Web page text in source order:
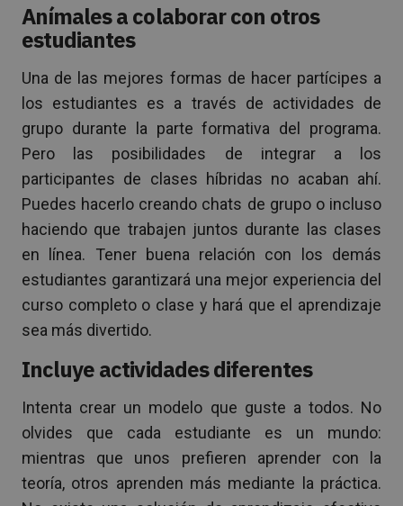
Anímales a colaborar con otros
estudiantes
Una de las mejores formas de hacer partícipes a
los estudiantes es a través de actividades de
grupo durante la parte formativa del programa.
Pero las posibilidades de integrar a los
participantes de clases híbridas no acaban ahí.
Puedes hacerlo creando chats de grupo o incluso
haciendo que trabajen juntos durante las clases
en línea. Tener buena relación con los demás
estudiantes garantizará una mejor experiencia del
curso completo o clase y hará que el aprendizaje
sea más divertido.
Incluye actividades diferentes
Intenta crear un modelo que guste a todos. No
olvides que cada estudiante es un mundo:
mientras que unos prefieren aprender con la
teoría, otros aprenden más mediante la práctica.